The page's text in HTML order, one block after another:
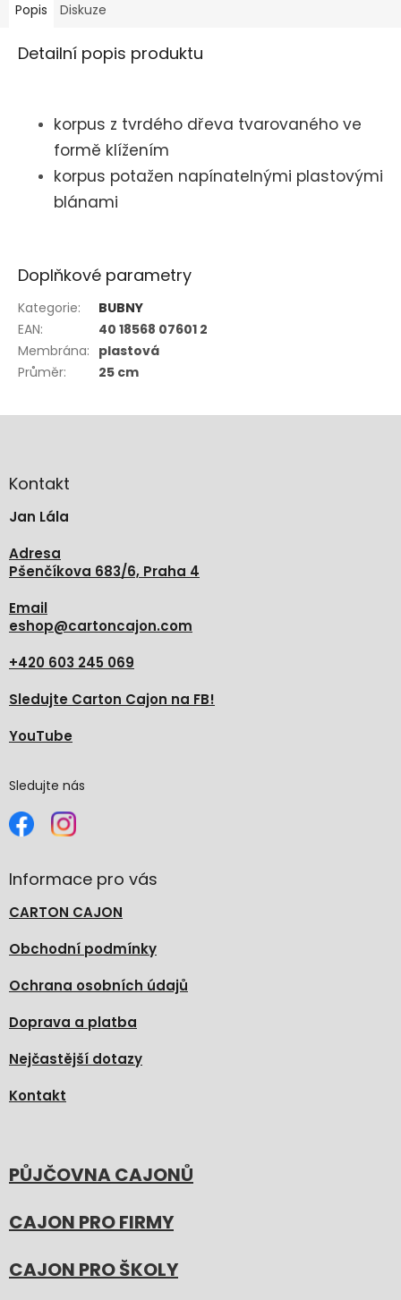
Popis Diskuze
Detailní popis produktu
korpus z tvrdého dřeva tvarovaného ve
formě klížením
korpus potažen napínatelnými plastovými
blánami
Doplňkové parametry
Kategorie:
BUBNY
EAN:
40 18568 07601 2
Membrána: plastová
Průměr: 25 cm
aKontakt
Jan Lála
Adresa
Pšenčíkova 683/6, Praha 4
Email
eshop@cartoncajon.com
+420 603 245 069
Sledujte Carton Cajon na FB!
YouTube
Sledujte nás
Informace pro vás
CARTON CAJON
Obchodní podmínky
Ochrana osobních údajů
Doprava a platba
Nejčastější dotazy
Kontakt
PŮJČOVNA CAJONŮ
CAJON PRO FIRMY
CAJON PRO ŠKOLY